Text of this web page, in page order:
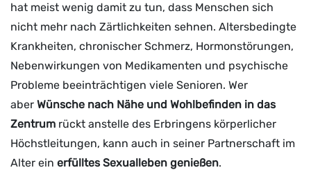
hat meist wenig damit zu tun, dass Menschen sich
nicht mehr nach Zärtlichkeiten sehnen. Altersbedingte
Krankheiten, chronischer Schmerz, Hormonstörungen,
Nebenwirkungen von Medikamenten und psychische
Probleme beeinträchtigen viele Senioren. Wer
aber Wünsche nach Nähe und Wohlbefinden in das
Zentrum rückt anstelle des Erbringens körperlicher
Höchstleitungen, kann auch in seiner Partnerschaft im
Alter ein erfülltes Sexualleben genießen.